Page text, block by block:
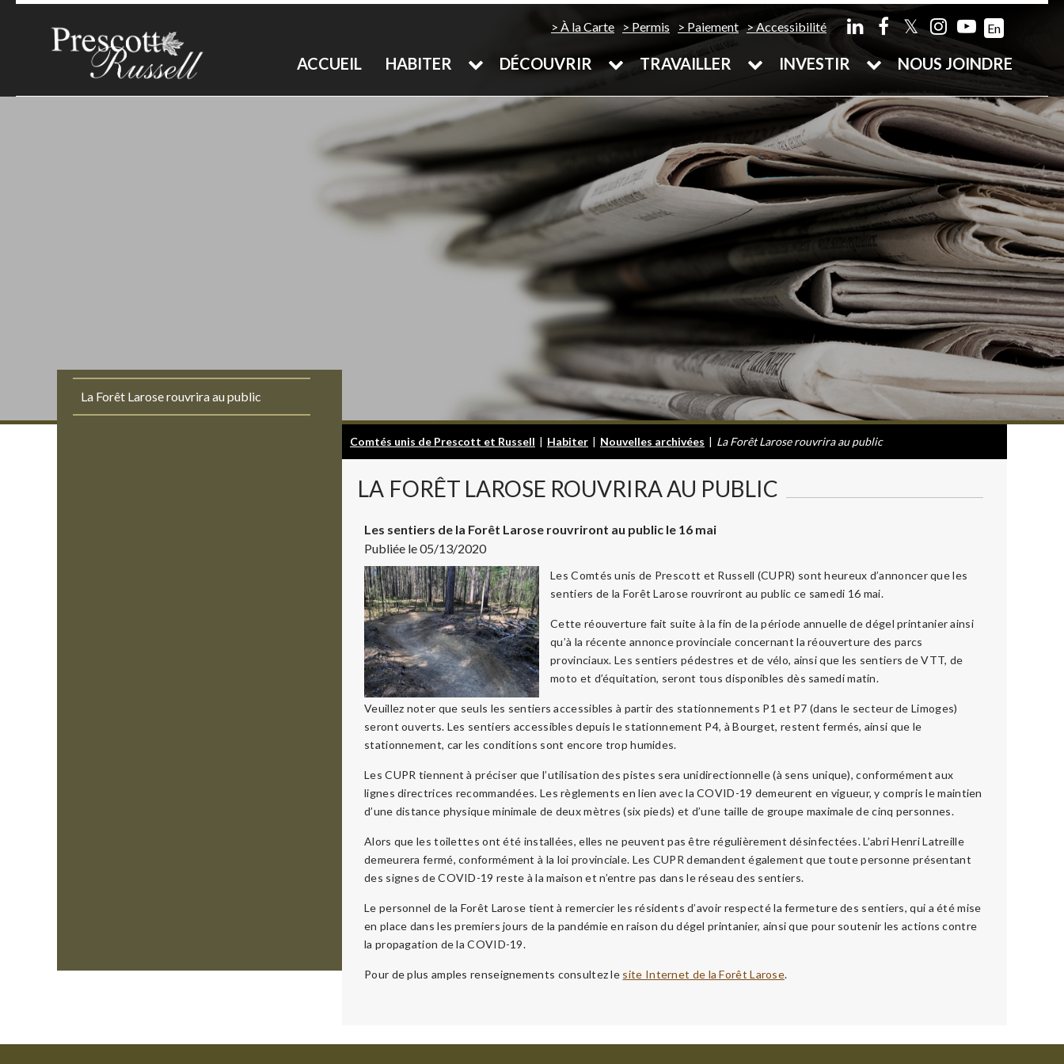
À la Carte Permis Paiement Accessibilité 𝕏 En
ACCUEIL HABITER DÉCOUVRIR TRAVAILLER INVESTIR NOUS JOINDRE
La Forêt Larose rouvrira au public
Comtés unis de Prescott et Russell | Habiter | Nouvelles archivées | La Forêt Larose rouvrira au public
LA FORÊT LAROSE ROUVRIRA AU PUBLIC
Les sentiers de la Forêt Larose rouvriront au public le 16 mai
Publiée le 05/13/2020
Les Comtés unis de Prescott et Russell (CUPR) sont heureux d’annoncer que les
sentiers de la Forêt Larose rouvriront au public ce samedi 16 mai.
Cette réouverture fait suite à la fin de la période annuelle de dégel printanier ainsi
qu’à la récente annonce provinciale concernant la réouverture des parcs
provinciaux. Les sentiers pédestres et de vélo, ainsi que les sentiers de VTT, de
moto et d’équitation, seront tous disponibles dès samedi matin.
Veuillez noter que seuls les sentiers accessibles à partir des stationnements P1 et P7 (dans le secteur de Limoges)
seront ouverts. Les sentiers accessibles depuis le stationnement P4, à Bourget, restent fermés, ainsi que le
stationnement, car les conditions sont encore trop humides.
Les CUPR tiennent à préciser que l’utilisation des pistes sera unidirectionnelle (à sens unique), conformément aux
lignes directrices recommandées. Les règlements en lien avec la COVID-19 demeurent en vigueur, y compris le maintien
d’une distance physique minimale de deux mètres (six pieds) et d’une taille de groupe maximale de cinq personnes.
Alors que les toilettes ont été installées, elles ne peuvent pas être régulièrement désinfectées. L’abri Henri Latreille
demeurera fermé, conformément à la loi provinciale. Les CUPR demandent également que toute personne présentant
des signes de COVID-19 reste à la maison et n’entre pas dans le réseau des sentiers.
Le personnel de la Forêt Larose tient à remercier les résidents d’avoir respecté la fermeture des sentiers, qui a été mise
en place dans les premiers jours de la pandémie en raison du dégel printanier, ainsi que pour soutenir les actions contre
la propagation de la COVID-19.
Pour de plus amples renseignements consultez le site Internet de la Forêt Larose.